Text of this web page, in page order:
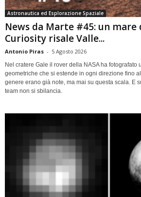
Astronautica ed Esplorazione Spaziale
News da Marte #45: un
Curiosity risale Valle...
Antonio Piras - 5 Agosto 2026
Nel cratere Gale il rover della NASA ha fotografato
geometriche che si estende in ogni direzione fino
genere erano già note, ma mai su questa scala. E
team non si sbilancia.